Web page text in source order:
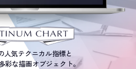
人気テクニカル指標と
彩な描画オブジェクト。